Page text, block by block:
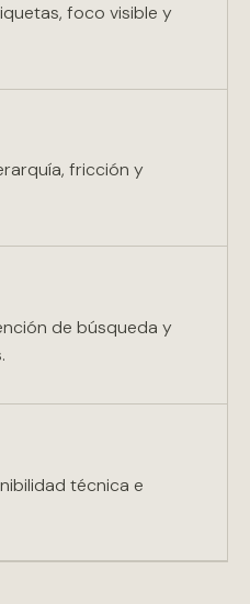
foco visible y
fricción y
de búsqueda y
técnica e